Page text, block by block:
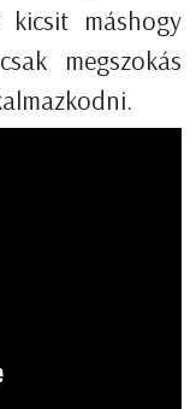
kicsit máshogy
megszokás